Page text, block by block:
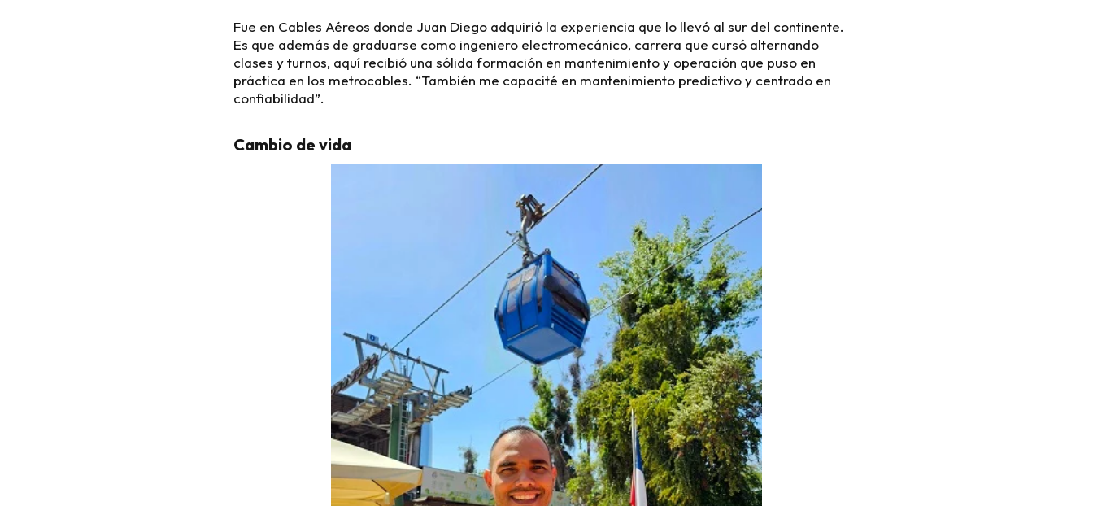
Fue en Cables Aéreos donde Juan Diego adquirió la experiencia que lo llevó al sur del continente.
Es que además de graduarse como ingeniero electromecánico, carrera que cursó alternando
clases y turnos, aquí recibió una sólida formación en mantenimiento y operación que puso en
práctica en los metrocables. “También me capacité en mantenimiento predictivo y centrado en
confiabilidad”.
Cambio de vida